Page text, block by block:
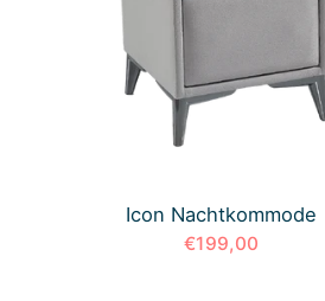
Icon Nachtkommode
€199,00